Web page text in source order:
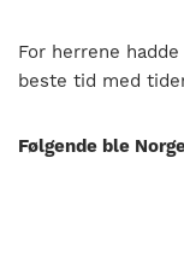
For herrene
beste tid med
Følgende ble